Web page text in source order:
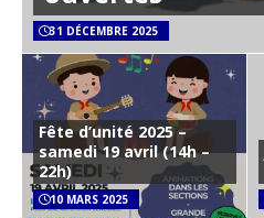
31 DÉCEMBRE 2025
Fête d’unité 2025 –
samedi 19 avril (14h –
22h)
10 MARS 2025